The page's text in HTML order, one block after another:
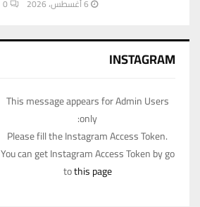
6 أغسطس، 2026 0
INSTAGRAM
This message appears for Admin Users
only:
Please fill the Instagram Access Token.
You can get Instagram Access Token by go
tothis page